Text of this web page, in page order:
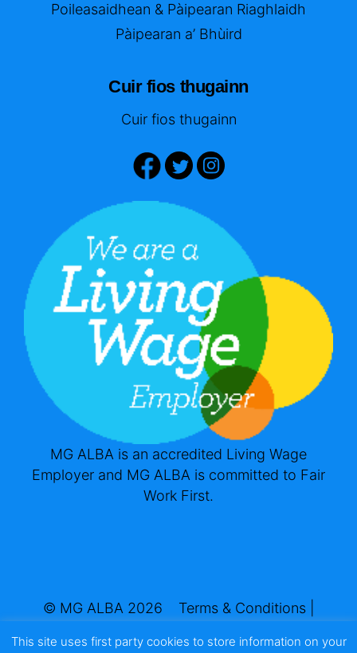
This site uses first party cookies to store information on your
Poileasaidhean & Pàipearan Riaghlaidh
Pàipearan a’ Bhùird
Cuir fios thugainn
Cuir fios thugainn
MG ALBA is an accredited Living Wage
Employer and MG ALBA is committed to Fair
Work First.
© MG ALBA 2026 Terms & Conditions|